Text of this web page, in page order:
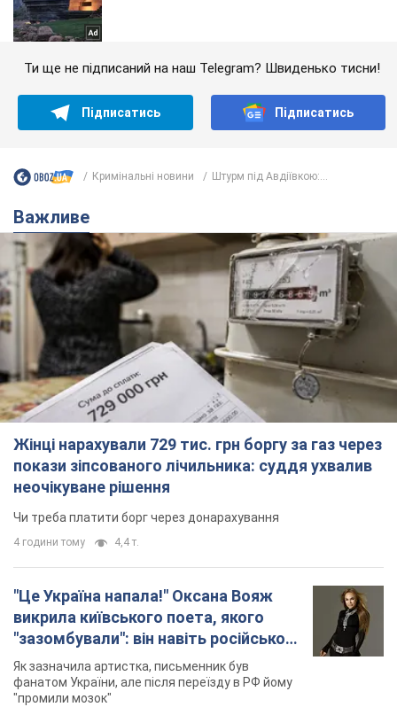
Ти ще не підписаний на наш Telegram? Швиденько тисни!
Підписатись Підписатись
Кримінальні новини Штурм під Авдіївкою:...
Важливе
Жінці нарахували 729 тис. грн боргу за газ через
покази зіпсованого лічильника: суддя ухвалив
неочікуване рішення
Чи треба платити борг через донарахування
4 години тому 4,4 т.
"Це Україна напала!" Оксана Вояж
викрила київського поета, якого
"зазомбували": він навіть російської
не знав, а тепер хоче геноциду
українців
Як зазначила артистка, письменник був
фанатом України, але після переїзду в РФ йому
"промили мозок"